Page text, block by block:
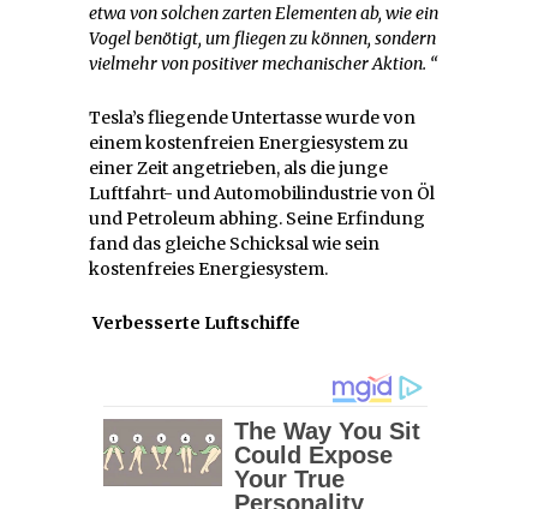
etwa von solchen zarten Elementen ab, wie ein
Vogel benötigt, um fliegen zu können, sondern
vielmehr von positiver mechanischer Aktion. “
Tesla’s fliegende Untertasse wurde von
einem kostenfreien Energiesystem zu
einer Zeit angetrieben, als die junge
Luftfahrt- und Automobilindustrie von Öl
und Petroleum abhing. Seine Erfindung
fand das gleiche Schicksal wie sein
kostenfreies Energiesystem.
Verbesserte Luftschiffe